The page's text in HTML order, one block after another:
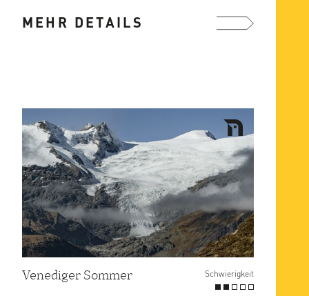
Zustieg.
MEHR DETAILS
Venediger Sommer Schwierigkeit